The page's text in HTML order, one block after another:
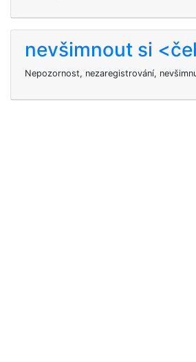
nevšimnout si
Nepozornost, nezaregistrování,